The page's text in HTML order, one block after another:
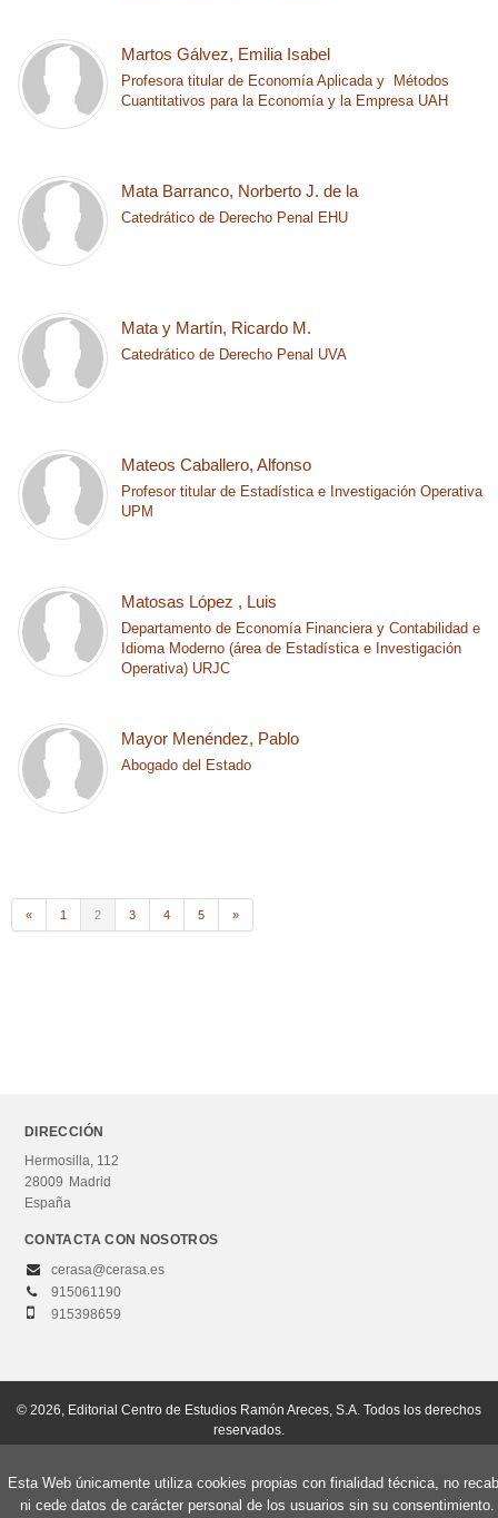
Martos Gálvez, Emilia Isabel
Profesora titular de Economía Aplicada y Métodos
Cuantitativos para la Economía y la Empresa UAH
Mata Barranco, Norberto J. de la
Catedrático de Derecho Penal EHU
Mata y Martín, Ricardo M.
Catedrático de Derecho Penal UVA
Mateos Caballero, Alfonso
Profesor titular de Estadística e Investigación Operativa
UPM
Matosas López , ​Luis
Departamento de Economía Financiera y Contabilidad e
Idioma Moderno (área de Estadística e Investigación
Operativa) URJC
Mayor Menéndez, Pablo
Abogado del Estado
« 1 2 3 4 5 »
DIRECCIÓN
Hermosilla, 112
28009 Madrid
España
CONTACTA CON NOSOTROS
cerasa@cerasa.es
915061190
915398659
© 2026, Editorial Centro de Estudios Ramón Areces, S.A. Todos los derechos
reservados.
Esta Web únicamente utiliza cookies propias con finalidad técnica, no
ni cede datos de carácter personal de los usuarios sin su consentimiento.